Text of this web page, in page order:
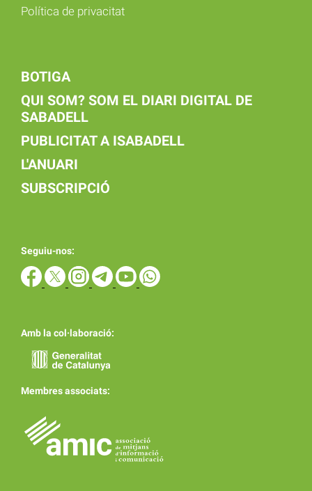
Política de privacitat
BOTIGA
QUI SOM? SOM EL DIARI DIGITAL DE
SABADELL
PUBLICITAT A ISABADELL
L'ANUARI
SUBSCRIPCIÓ
Seguiu-nos:
Amb la col·laboració:
Membres associats: